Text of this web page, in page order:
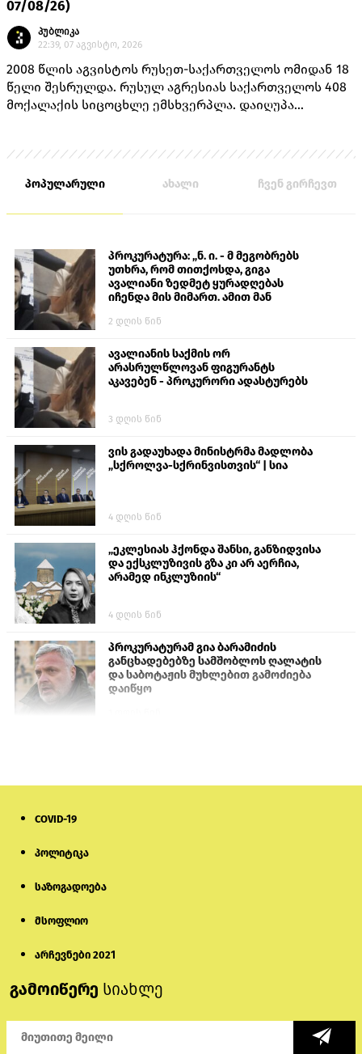
07/08/26)
პუბლიკა
22:39, 07 აგვისტო, 2026
2008 წლის აგვისტოს რუსეთ-საქართველოს ომიდან 18
წელი შესრულდა. რუსულ აგრესიას საქართველოს 408
მოქალაქის სიცოცხლე ემსხვერპლა. დაიღუპა
მშვიდობიანი მცხოვრები.
პოპულარული ახალი ჩვენ გირჩევთ
პროკურატურა: „ნ. ი. - მ მეგობრებს
უთხრა, რომ თითქოსდა, გიგა
ავალიანი ზედმეტ ყურადღებას
იჩენდა მის მიმართ. ამით მან
თავს დასხმოდა გიგა ავალიანს“
2 დღის წინ
ავალიანის საქმის ორ
არასრულწლოვან ფიგურანტს
აკავებენ - პროკურორი ადასტურებს
3 დღის წინ
ვის გადაუხადა მინისტრმა მადლობა
„სქროლვა-სქრინვისთვის“ | სია
4 დღის წინ
„ეკლესიას ჰქონდა შანსი, განზიდვისა
და ექსკლუზივის გზა კი არ აერჩია,
არამედ ინკლუზიის“
4 დღის წინ
პროკურატურამ გია ბარამიძის
განცხადებებზე სამშობლოს ღალატის
და საბოტაჟის მუხლებით გამოძიება
დაიწყო
თაღლითურ ქოლცენტრში
აგრძელებენ დანაშაულებრივ
საქმიანობას
რას ამბობს საქმის პროკურორი
COVID-19
პოლიტიკა
საზოგადოება
მსოფლიო
არჩევნები 2021
გამოიწერე სიახლე